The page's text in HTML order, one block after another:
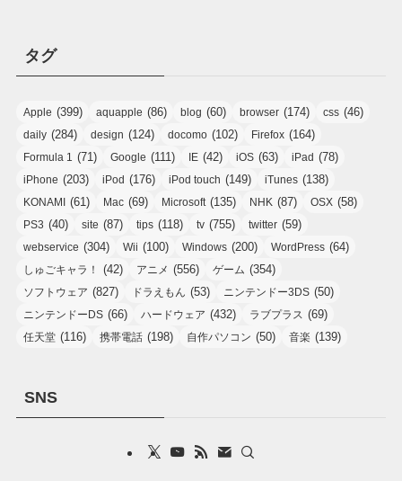
タグ
Apple (399) aquapple (86) blog (60) browser (174) css (46)
daily (284) design (124) docomo (102) Firefox (164)
Formula 1 (71) Google (111) IE (42) iOS (63) iPad (78)
iPhone (203) iPod (176) iPod touch (149) iTunes (138)
KONAMI (61) Mac (69) Microsoft(135) NHK (87) OSX (58)
PS3 (40) site (87) tips (118) tv (755) twitter (59)
webservice (304) Wii (100) Windows (200) WordPress (64)
しゅごキャラ！ (42) アニメ (556) ゲーム (354)
ソフトウェア (827) ドラえもん (53) ニンテンドー3DS (50)
ニンテンドーDS (66) ハードウェア (432) ラブプラス (69)
任天堂 (116) 携帯電話 (198) 自作パソコン (50) 音楽 (139)
SNS